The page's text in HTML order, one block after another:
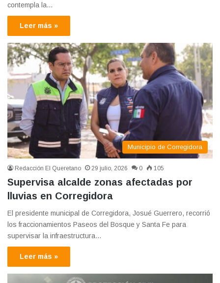
contempla la…
Leer más »
Municipio de Corregidora
Redacción El Queretano 29 julio, 2026 0 105
Supervisa alcalde zonas afectadas por
lluvias en Corregidora
El presidente municipal de Corregidora, Josué Guerrero, recorrió
los fraccionamientos Paseos del Bosque y Santa Fe para
supervisar la infraestructura…
Leer más »